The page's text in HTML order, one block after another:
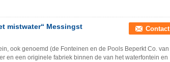
mistwater“ Messingst
Contact
ook genoemd (de Fonteinen en de Pools Beperkt Co. van
en een originele fabriek binnen de van het waterfontein en